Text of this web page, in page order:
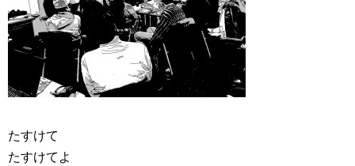
たすけて
たすけてよ